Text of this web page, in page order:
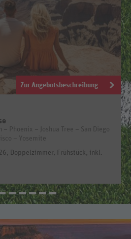
Zur Angebotsbeschreibung
– Phoenix – Joshua Tree – San Diego
– Yosemite
Doppelzimmer, Frühstück, inkl.